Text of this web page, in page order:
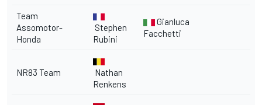
Team
Assomotor-
Honda
Stephen
Rubini
Gianluca
Facchetti
NR83 Team
Nathan
Renkens